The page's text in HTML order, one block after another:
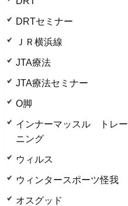
DRTセミナー
ＪＲ横浜線
JTA療法
JTA療法セミナー
O脚
インナーマッスル トレー
ニング
ウィルス
ウィンタースポーツ怪我
オスグッド